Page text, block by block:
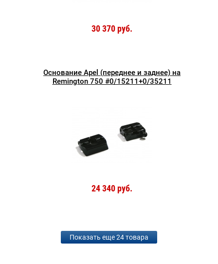
30 370 руб.
Основание Apel (переднее и заднее) на
Remington 750 #0/15211+0/35211
24 340 руб.
Показать еще 24 товара